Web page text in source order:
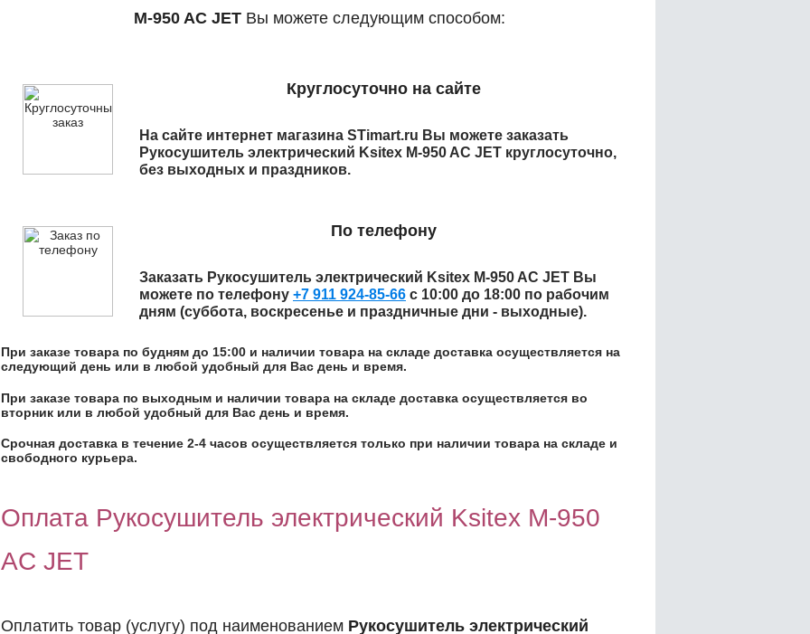
M-950 AC JETВы можете следующим способом:
Круглосуточно на сайте
На сайте интернет магазина STimart.ru Вы можете заказать
Рукосушитель электрический Ksitex M-950 AC JET круглосуточно,
без выходных и праздников.
По телефону
Заказать Рукосушитель электрический Ksitex M-950 AC JET Вы
можете по телефону +7 911 924-85-66 с 10:00 до 18:00 по рабочим
дням (суббота, воскресенье и праздничные дни - выходные).
При заказе товара по будням до 15:00 и наличии товара на складе доставка осуществляется на
следующий день или в любой удобный для Вас день и время.
При заказе товара по выходным и наличии товара на складе доставка осуществляется во
вторник или в любой удобный для Вас день и время.
Срочная доставка в течение 2-4 часов осуществляется только при наличии товара на складе и
свободного курьера.
Оплата Рукосушитель электрический Ksitex M-950
AC JET
Оплатить товар (услугу) под наименованием Рукосушитель электрический